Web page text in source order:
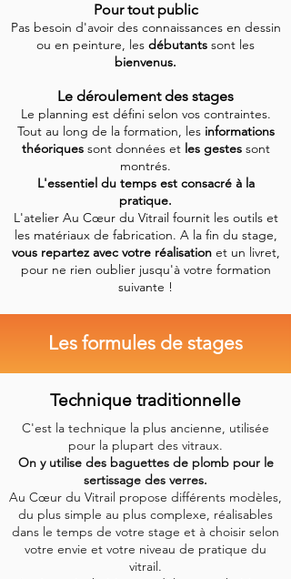
Pour tout public
Pas besoin d'avoir des connaissances en dessin
ou en peinture, les débutants sont les
bienvenus.
Le déroulement des stages
Le planning est défini selon vos contraintes.
Tout au long de la formation, les informations
théoriquessont données et les gestessont
montrés.
L'essentiel du temps est consacré à la
pratique.
L'atelier Au Cœur du Vitrail fournit les outils et
les matériaux de fabrication. A la fin du stage,
vous repartez avec votre réalisationet un livret,
pour ne rien oublier jusqu'à votre formation
suivante !
Les formules de stages
Technique traditionnelle
C'est la technique la plus ancienne, utilisée
pour la plupart des vitraux.
On y utilise des baguettes de plomb pour le
sertissage des verres.
Au Cœur du Vitrail propose différents modèles,
du plus simple au plus complexe, réalisables
dans le temps de votre stage et à choisir selon
votre envie et votre niveau de pratique du
vitrail.